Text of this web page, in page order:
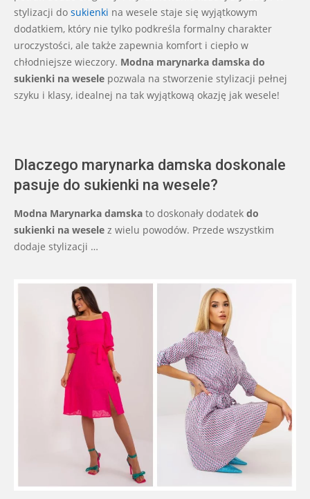
stylizacji do sukienki na wesele staje się wyjątkowym
dodatkiem, który nie tylko podkreśla formalny charakter
uroczystości, ale także zapewnia komfort i ciepło w
chłodniejsze wieczory. Modna marynarka damska do
sukienki na wesele pozwala na stworzenie stylizacji pełnej
szyku i klasy, idealnej na tak wyjątkową okazję jak wesele!
Dlaczego marynarka damska doskonale
pasuje do sukienki na wesele?
Modna Marynarka damska to doskonały dodatek do
sukienki na wesele z wielu powodów. Przede wszystkim
dodaje stylizacji …